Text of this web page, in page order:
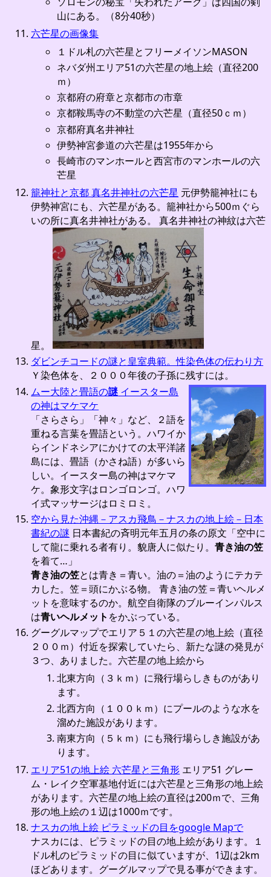
山にある。（8分40秒）
六芒星の画像集
１ドル札の六芒星とフリーメイソンMASON
ネバダ州エリア51の六芒星の地上絵（直径200
ｍ）
京都府の府章と京都市の市章
京都鞍馬寺の不動堂の六芒星（直径50ｃｍ）
京都府真名井神社
伊勢神宮参道の六芒星は1955年から
長崎市のマンホールと西宮市のマンホールの六
芒星
籠神社と京都 真名井神社の六芒星 元伊勢籠神社にも
伊勢神宮にも、六芒星がある。籠神社から500ｍぐら
いの所に真名井神社がある。 真名井神社の神紋は六芒
星。
ダビンチコードの謎と皇室典範。性染色体の伝わり方
Ｙ染色体を、２０００年後の子孫に残すには。
ムー大陸と畳語の謎 イースター島
の神はマケマケ
「さらさら」「神々」など、２語を
重ねる言葉を畳語という。ハワイか
らインドネシアにかけての太平洋諸
島には、畳語（かさね語）が多いら
しい。イースター島の神はマケマ
ケ。象形文字はロンゴロンゴ。ハワ
イ式マッサージはロミロミ。
空から見た沖縄－アスカ飛鳥－ナスカの地上絵－日本
書紀の謎 日本書紀の斉明元年五月の条の原文「空中に
して龍に乗れる者有り。貌唐人に似たり。青き油の笠
を着て…」
青き油の笠とは青き＝青い。油の＝油のようにテカテ
カした。笠＝頭にかぶる物。 青き油の笠＝青いヘルメ
ットを意味するのか。航空自衛隊のブルーインパルス
は青いヘルメット をかぶっている。
グーグルマップでエリア５１の六芒星の地上絵（直径
２００ｍ）付近を探索していたら、新たな謎の発見が
３つ、ありました。六芒星の地上絵から
北東方向（３ｋｍ）に飛行場らしきものがあり
ます。
北西方向（１００ｋｍ）にプールのような水を
溜めた施設があります。
南東方向（５ｋｍ）にも飛行場らしき施設があ
ります。
エリア51の地上絵 六芒星と三角形 エリア51 グレー
ム・レイク空軍基地付近には六芒星と三角形の地上絵
があります。六芒星の地上絵の直径は200ｍで、三角
形の地上絵の１辺は1000ｍです。
ナスカの地上絵 ピラミッドの目をgoogle Mapで
ナスカには、ピラミッドの目の地上絵があります。１
ドル札のピラミッドの目に似ていますが、1辺は2km
ほどあります。グーグルマップで見る事ができます。